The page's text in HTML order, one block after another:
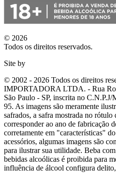
© 2026
Todos os direitos reservados.
Site by
© 2002 - 2026 Todos os direitos
IMPORTADORA LTDA. - Rua
São Paulo - SP, inscrita no
95. As imagens são meramente
safrados, a safra mostrada no rótulo
corresponder ao ano de fabricação
corretamente em "características"
acessórios, algumas imagens são
para ilustrar sua utilidade. Beba
bebidas alcoólicas é proibida para
influência de álcool configura